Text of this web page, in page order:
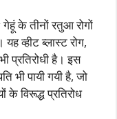
के तीनों रतुआ रोगों
व्हीट ब्लास्ट रोग,
प्रतिरोधी है। इस
भी पायी गयी है, जो
के विरूद्ध प्रतिरोध